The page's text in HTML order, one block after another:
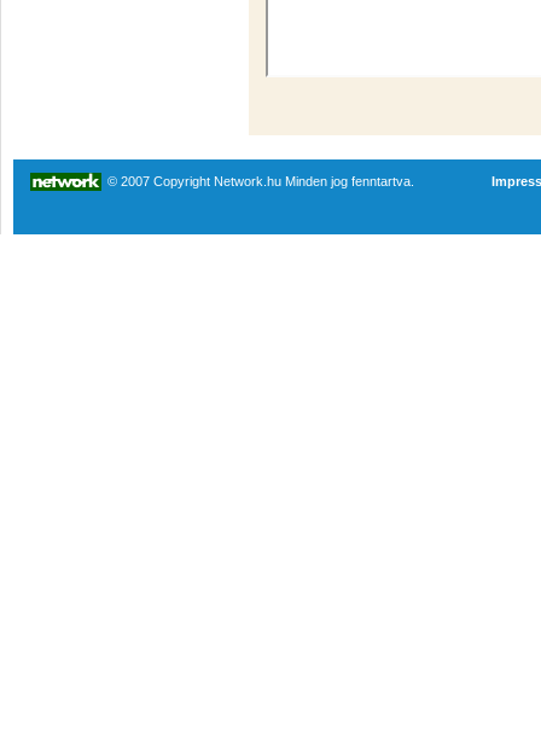
© 2007 Copyright Network.hu Minden jog fenntartva.